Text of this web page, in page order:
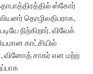
ஸ்கோர்
தொழிலதிபராக,
நிற்கிறார். விவேக்
காட்சியில்
வினோத் சாகர் என மற்ற